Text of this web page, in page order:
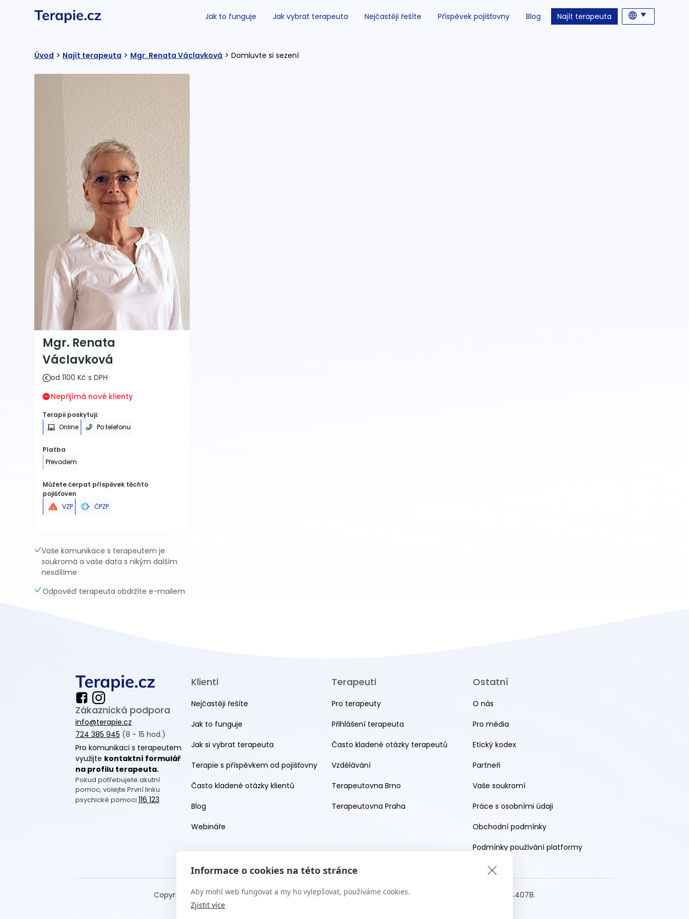
Informace o cookies na této stránce
Aby mohl web fungovat a my ho vylepšovat, používáme cookies.
Zjistit více
Jak to funguje Jak vybrat terapeuta Nejčastěji řešíte Příspěvek pojišťovny Blog Najít terapeuta
Úvod > Najít terapeuta > Mgr. Renata Václavková > Domluvte si sezení
Mgr. Renata
Václavková
od 1100 Kč s DPH
Nepřijímá nové klienty
Terapii poskytuji:
Online
Po telefonu
Platba
Převodem
Můžete čerpat příspěvek těchto
pojišťoven
VZP
ČPZP
Vaše komunikace s terapeutem je
soukromá a vaše data s nikým dalším
nesdílíme
Odpověď terapeuta obdržíte e-mailem
Zákaznická podpora
info@terapie.cz
724 385 945 (8 - 15 hod.)
Pro komunikaci s terapeutem
využijte kontaktní formulář
na profilu terapeuta.
Pokud potřebujete akutní
pomoc, volejte První linku
psychické pomoci 116 123.
Klienti
Nejčastěji řešíte
Jak to funguje
Jak si vybrat terapeuta
Terapie s příspěvkem od pojišťovny
Často kladené otázky klientů
Blog
Webináře
Terapeuti
Pro terapeuty
Přihlášení terapeuta
Často kladené otázky terapeutů
Vzdělávání
Terapeutovna Brno
Terapeutovna Praha
Ostatní
O nás
Pro média
Etický kodex
Partneři
Vaše soukromí
Práce s osobními údaji
Obchodní podmínky
Podmínky používání platformy
Copyright Terapie CZ s.r.o. 2026. Všechna práva vyhrazena. Web provozuje Terapie CZ s.r.o. IČO: 19644078.